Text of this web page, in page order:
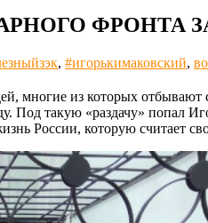
ФРОНТА
, #игорькимаковский,
многие из которых
Под такую «раздачу» попал
России, которую считает